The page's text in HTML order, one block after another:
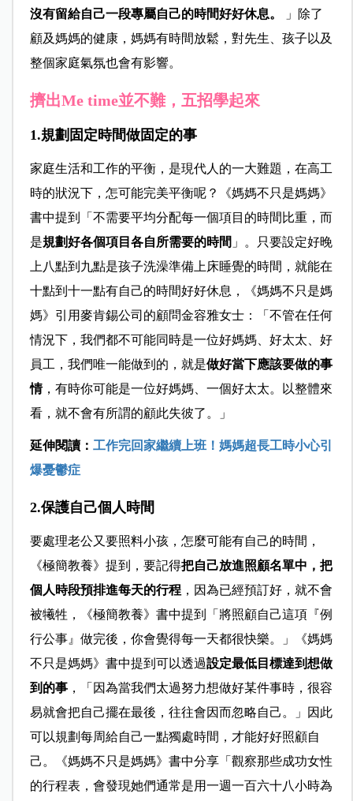
沒有留給自己一段專屬自己的時間好好休息。
」除了
顧及媽媽的健康，媽媽有時間放鬆，對先生、孩子以及
整個家庭氣氛也會有影響。
擠出Me time並不難，五招學起來
1.規劃固定時間做固定的事
家庭生活和工作的平衡，是現代人的一大難題，在高工
時的狀況下，怎可能完美平衡呢？《媽媽不只是媽媽》
書中提到「不需要平均分配每一個項目的時間比重，而
是規劃好各個項目各自所需要的時間 」。只要設定好晚
上八點到九點是孩子洗澡準備上床睡覺的時間，就能在
十點到十一點有自己的時間好好休息，《媽媽不只是媽
媽》引用麥肯錫公司的顧問金容雅女士：「不管在任何
情況下，我們都不可能同時是一位好媽媽、好太太、好
員工，我們唯一能做到的，就是做好當下應該要做的事
情，有時你可能是一位好媽媽、一個好太太。以整體來
看，就不會有所謂的顧此失彼了。」
延伸閱讀： 工作完回家繼續上班！媽媽超長工時小心引
爆憂鬱症
2.保護自己個人時間
要處理老公又要照料小孩，怎麼可能有自己的時間，
《極簡教養》提到，要記得把自己放進照顧名單中，把
個人時段預排進每天的行程，因為已經預訂好，就不會
被犧牲，《極簡教養》書中提到「將照顧自己這項『例
行公事』做完後，你會覺得每一天都很快樂。」《媽媽
不只是媽媽》書中提到可以透過設定最低目標達到想做
到的事，「因為當我們太過努力想做好某件事時，很容
易就會把自己擺在最後，往往會因而忽略自己。」因此
可以規劃每周給自己一點獨處時間，才能好好照顧自
己。《媽媽不只是媽媽》書中分享「觀察那些成功女性
的行程表，會發現她們通常是用一週一百六十八小時為